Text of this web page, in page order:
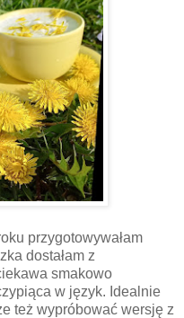
przygotowywałam
dostałam z
smakowo
w język. Idealnie
też wypróbować wersję z